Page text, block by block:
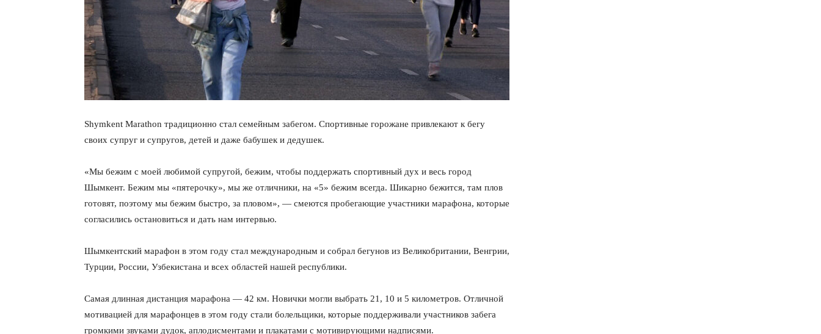
Shymkent Marathon традиционно стал семейным забегом. Спортивные горожане привлекают к бегу
своих супруг и супругов, детей и даже бабушек и дедушек.
«Мы бежим с моей любимой супругой, бежим, чтобы поддержать спортивный дух и весь город
Шымкент. Бежим мы «пятерочку», мы же отличники, на «5» бежим всегда. Шикарно бежится, там плов
готовят, поэтому мы бежим быстро, за пловом», — смеются пробегающие участники марафона, которые
согласились остановиться и дать нам интервью.
Шымкентский марафон в этом году стал международным и собрал бегунов из Великобритании, Венгрии,
Турции, России, Узбекистана и всех областей нашей республики.
Самая длинная дистанция марафона — 42 км. Новички могли выбрать 21, 10 и 5 километров. Отличной
мотивацией для марафонцев в этом году стали болельщики, которые поддерживали участников забега
громкими звуками дудок, аплодисментами и плакатами с мотивирующими надписями.